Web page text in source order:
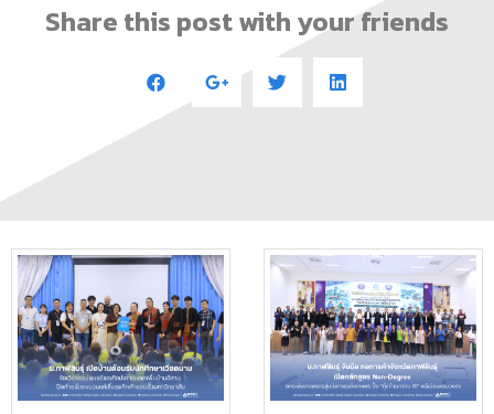
Share this post with your friends